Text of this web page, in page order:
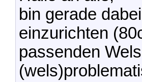
bin gerade
einzurichten
passenden